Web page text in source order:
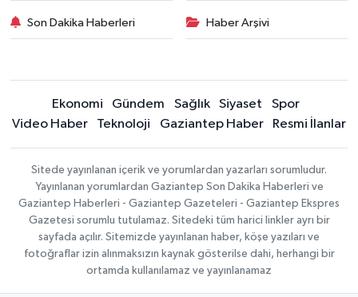
Son Dakika Haberleri Haber Arşivi
Ekonomi Gündem Sağlık Siyaset
Spor
Video Haber
Teknoloji Gaziantep Haber Resmi İlanlar
Sitede yayınlanan içerik ve yorumlardan yazarları sorumludur.
Yayınlanan yorumlardan Gaziantep Son Dakika Haberleri ve
Gaziantep Haberleri - Gaziantep Gazeteleri - Gaziantep Ekspres
Gazetesi sorumlu tutulamaz. Sitedeki tüm harici linkler ayrı bir
sayfada açılır. Sitemizde yayınlanan haber, köşe yazıları ve
fotoğraflar izin alınmaksızın kaynak gösterilse dahi, herhangi bir
ortamda kullanılamaz ve yayınlanamaz